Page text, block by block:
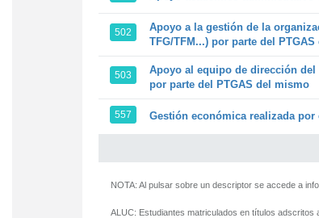
502
Apoyo a la gestión de la
TFG/TFM...) por parte del
503
Apoyo al equipo de dirección
por parte del PTGAS del mismo
557 Gestión económica realizada
NOTA: Al pulsar sobre un descriptor se accede a
ALUC: Estudiantes matriculados en títulos adscritos